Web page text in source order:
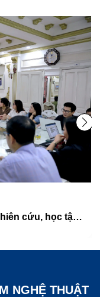
Thông báo V/v đăng ký các học phần học kỳ 1 năm học 2026 – 2027
NGHỆ THUẬT